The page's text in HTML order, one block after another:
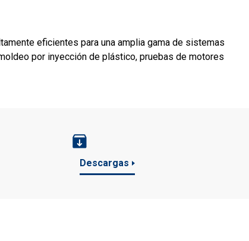
eficientes para una amplia gama de sistemas
por inyección de plástico, pruebas de motores
Descargas